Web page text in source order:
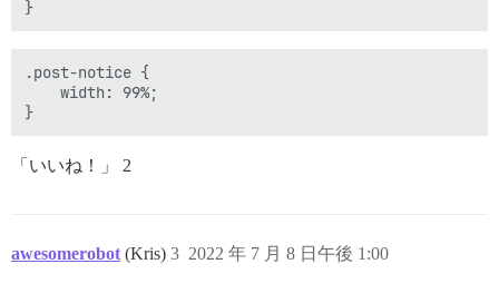
.post-notice {
    width: 99%;
「いいね！」 2
awesomerobot (Kris) 2022 年 7 月 8 日午後 1:00
3